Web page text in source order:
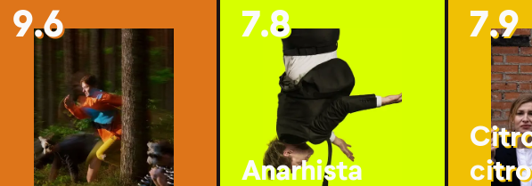
9.6 7.8
Anarhista
7.9